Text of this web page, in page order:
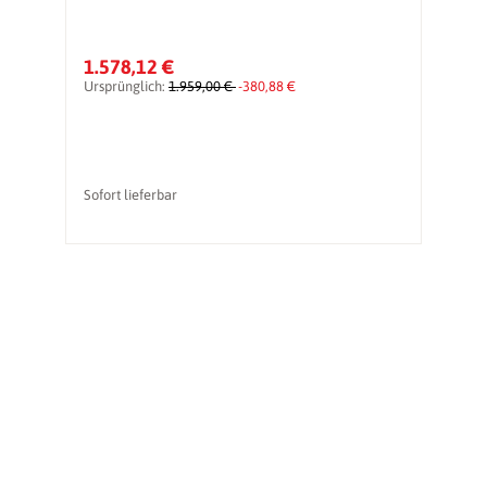
1.578,12 €
Ursprünglich: 1.959,00 €-380,88 €
Sofort lieferbar